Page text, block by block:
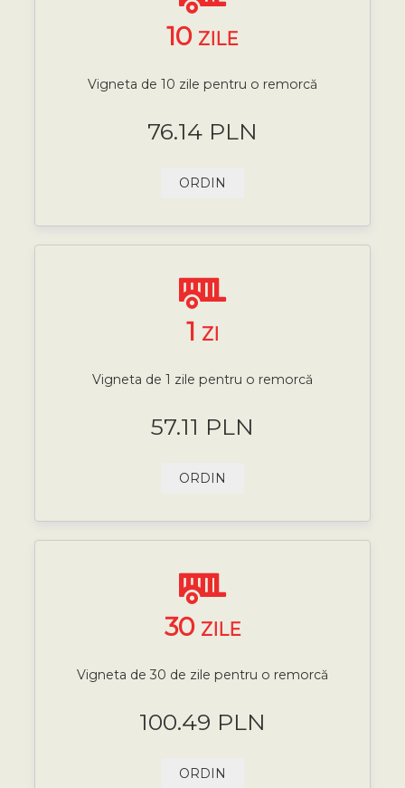
10 ZILE
Vigneta de 10 zile pentru o remorcă
76.14 PLN
ORDIN
1 ZI
Vigneta de 1 zile pentru o remorcă
57.11 PLN
ORDIN
30 ZILE
Vigneta de 30 de zile pentru o remorcă
100.49 PLN
ORDIN